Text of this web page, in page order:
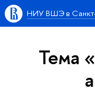
НИУ ВШЭ в
Тема